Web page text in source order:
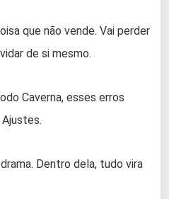
que não vende. Vai perder
de si mesmo.
Caverna, esses erros
Dentro dela, tudo vira